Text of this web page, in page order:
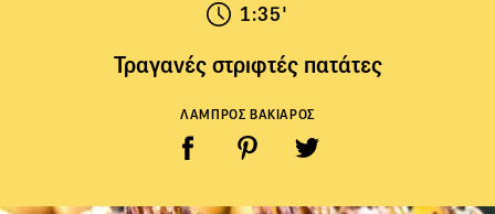
1:35'
Τραγανές στριφτές πατάτες
ΛΑΜΠΡΟΣ ΒΑΚΙΑΡΟΣ